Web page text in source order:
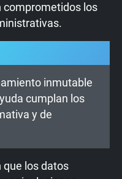
comprometidos los
inmutable
cumplan los
y de
los datos